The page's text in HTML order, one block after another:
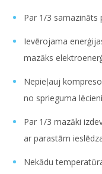
Par 1/3 samazināts
Ievērojama
mazāks
Nepieļauj
no sprieguma
Par 1/3 mazāki
ar parastām
Nekādu